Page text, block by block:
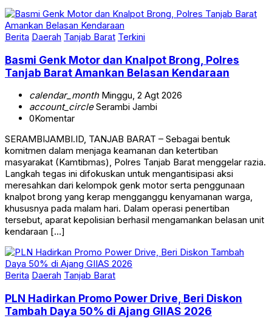
Berita Daerah Tanjab Barat Terkini
Basmi Genk Motor dan Knalpot Brong, Polres
Tanjab Barat Amankan Belasan Kendaraan
calendar_monthMinggu, 2 Agt 2026
account_circleSerambi Jambi
0Komentar
SERAMBIJAMBI.ID, TANJAB BARAT – Sebagai bentuk
komitmen dalam menjaga keamanan dan ketertiban
masyarakat (Kamtibmas), Polres Tanjab Barat menggelar razia.
Langkah tegas ini difokuskan untuk mengantisipasi aksi
meresahkan dari kelompok genk motor serta penggunaan
knalpot brong yang kerap mengganggu kenyamanan warga,
khususnya pada malam hari. Dalam operasi penertiban
tersebut, aparat kepolisian berhasil mengamankan belasan unit
kendaraan […]
Berita Daerah Tanjab Barat
PLN Hadirkan Promo Power Drive, Beri Diskon
Tambah Daya 50% di Ajang GIIAS 2026